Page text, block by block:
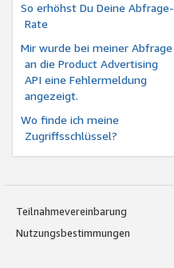
So erhöhst Du Deine Abfrage-
Rate
Mir wurde bei meiner Abfrage
an die Product Advertising
API eine Fehlermeldung
angezeigt.
Wo finde ich meine
Zugriffsschlüssel?
Teilnahmevereinbarung
Nutzungsbestimmungen